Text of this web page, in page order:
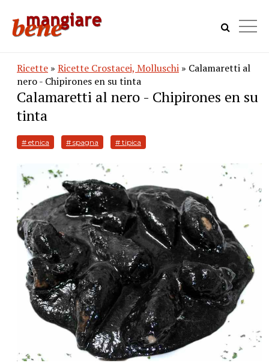
Ricette » Ricette Crostacei, Molluschi » Calamaretti al
nero - Chipirones en su tinta
Calamaretti al nero - Chipirones en su
tinta
# etnica # spagna # tipica